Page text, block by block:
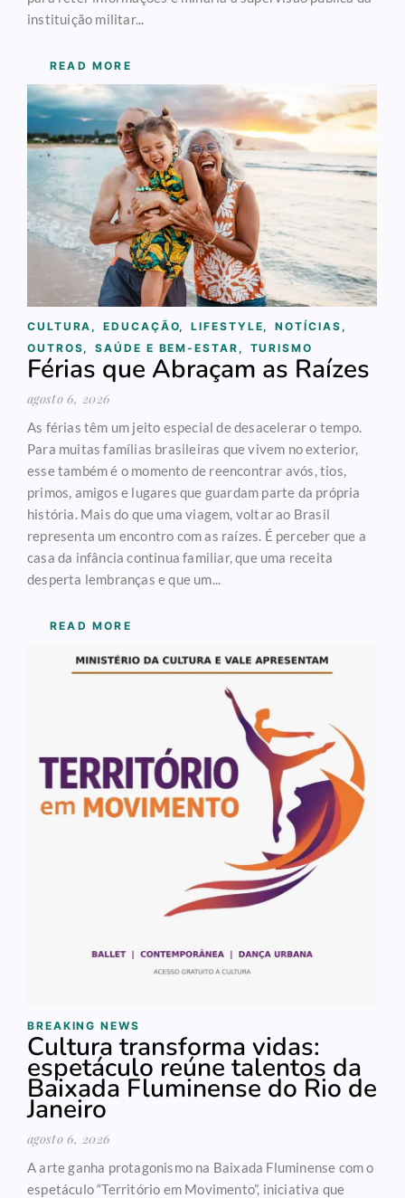
instituição militar...
READ MORE
CULTURA , EDUCAÇÃO, LIFESTYLE, NOTÍCIAS ,
OUTROS, SAÚDE E BEM-ESTAR , TURISMO
Férias que Abraçam as Raízes
agosto 6, 2026
As férias têm um jeito especial de desacelerar o tempo.
Para muitas famílias brasileiras que vivem no exterior,
esse também é o momento de reencontrar avós, tios,
primos, amigos e lugares que guardam parte da própria
história. Mais do que uma viagem, voltar ao Brasil
representa um encontro com as raízes. É perceber que a
casa da infância continua familiar, que uma receita
desperta lembranças e que um...
READ MORE
BREAKING NEWS
Cultura transforma vidas:
espetáculo reúne talentos da
Baixada Fluminense do Rio de
Janeiro
agosto 6, 2026
A arte ganha protagonismo na Baixada Fluminense com o
espetáculo “Território em Movimento”, iniciativa que